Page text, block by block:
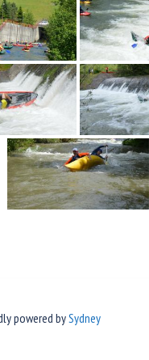
powered bySydney